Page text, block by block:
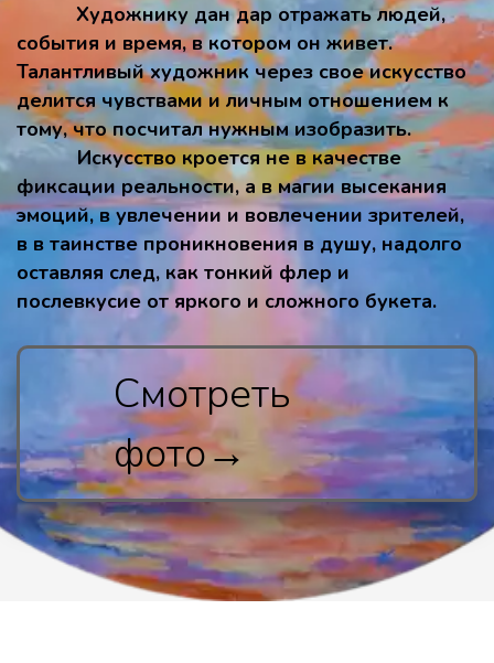
Художнику дан дар отражать людей,
события и время, в котором он живет.
Талантливый художник через свое искусство
делится чувствами и личным отношением к
тому, что посчитал нужным изобразить.
           Искусство кроется не в качестве
фиксации реальности, а в магии высекания
эмоций, в увлечении и вовлечении зрителей,
в в таинстве проникновения в душу, надолго
оставляя след, как тонкий флер и
Смотреть
фото→